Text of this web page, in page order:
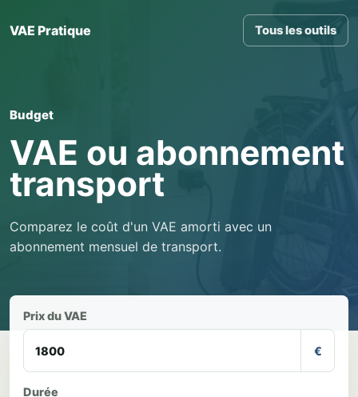
VAE Pratique Tous les outils
Budget
VAE ou abonnement
transport
Comparez le coût d'un VAE amorti avec un
abonnement mensuel de transport.
Prix du VAE
€
Durée